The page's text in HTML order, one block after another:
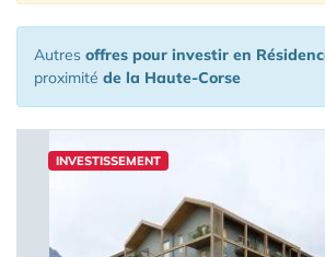
Autres offres pour investir en
proximité de la Haute-Corse
INVESTISSEMENT